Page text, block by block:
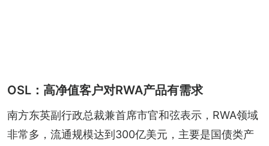
OSL：高净值客户对RWA产品有需求
南方东英副行政总裁兼首席市官和弦表示，RWA领域
非常多，流通规模达到300亿美元，主要是国债类产